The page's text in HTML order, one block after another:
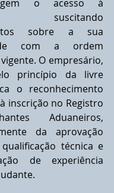
o acesso à
suscitando
sobre a sua
com a ordem
O empresário,
princípio da livre
o reconhecimento
inscrição no Registro
Aduaneiros,
da aprovação
técnica e
de experiência